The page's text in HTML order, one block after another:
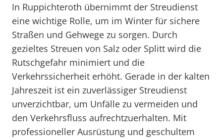
In Ruppichteroth übernimmt der Streudienst
eine wichtige Rolle, um im Winter für sichere
Straßen und Gehwege zu sorgen. Durch
gezieltes Streuen von Salz oder Splitt wird die
Rutschgefahr minimiert und die
Verkehrssicherheit erhöht. Gerade in der kalten
Jahreszeit ist ein zuverlässiger Streudienst
unverzichtbar, um Unfälle zu vermeiden und
den Verkehrsfluss aufrechtzuerhalten. Mit
professioneller Ausrüstung und geschultem